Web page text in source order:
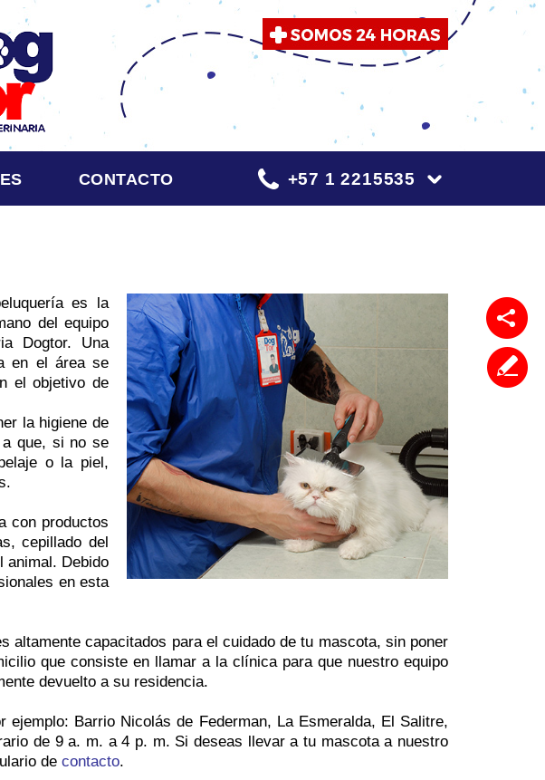
+57 1 2215535
CONTACTO
es la
del equipo
Dogtor. Una
en el área se
el objetivo de
la higiene de
a que, si no se
o la piel,
con productos
cepillado del
animal. Debido
en esta
altamente capacitados para el cuidado de tu mascota, sin poner
que consiste en llamar a la clínica para que nuestro equipo
devuelto a su residencia.
Barrio Nicolás de Federman, La Esmeralda, El Salitre,
de 9 a. m. a 4 p. m. Si deseas llevar a tu mascota a nuestro
de contacto.